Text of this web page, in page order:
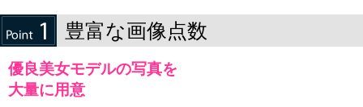
豊富な画像点数
優良美女モデルの写真を
大量に用意